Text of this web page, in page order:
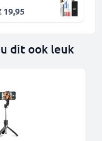
19,95
dit ook leuk